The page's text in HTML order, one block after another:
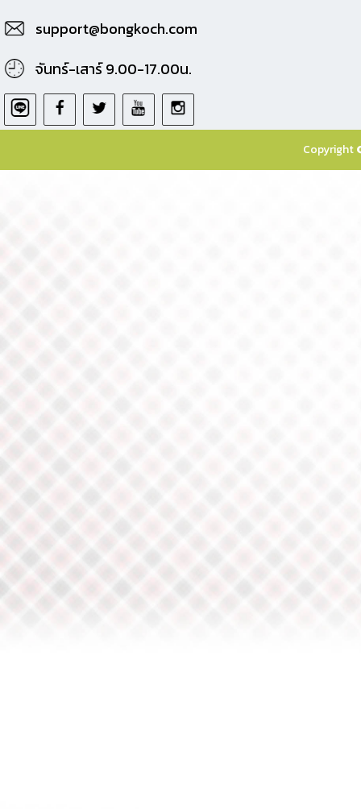
support@bongkoch.com
จันทร์-เสาร์ 9.00-17.00น.
Copyright